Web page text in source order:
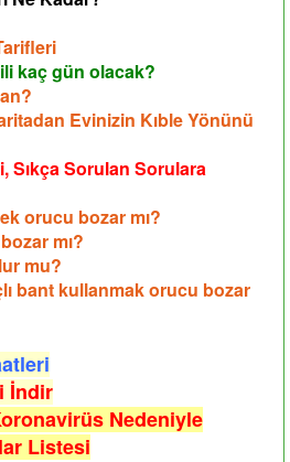
kaç gün olacak?
Evinizin Kıble Yönünü
Sıkça Sorulan Sorulara
orucu bozar mı?
mı?
mu?
bant kullanmak orucu bozar
İndir
Nedeniyle
Listesi